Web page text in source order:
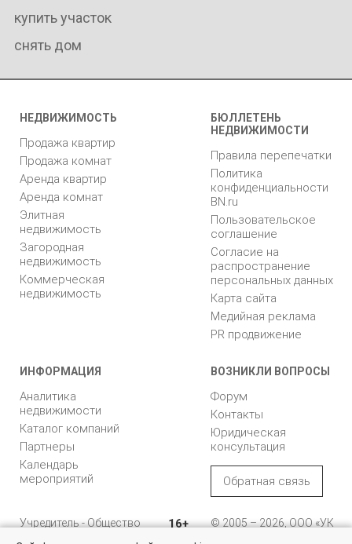
купить участок
снять дом
НЕДВИЖИМОСТЬ
Продажа квартир
Продажа комнат
Аренда квартир
Аренда комнат
Элитная
недвижимость
Загородная
недвижимость
Коммерческая
недвижимость
БЮЛЛЕТЕНЬ
НЕДВИЖИМОСТИ
Правила перепечатки
Политика
конфиденциальности
BN.ru
Пользовательское
соглашение
Согласие на
распространение
персональных данных
Карта сайта
Медийная реклама
PR продвижение
ИНФОРМАЦИЯ
Аналитика
недвижимости
Каталог компаний
Партнеры
Календарь
мероприятий
ВОЗНИКЛИ ВОПРОСЫ
Форум
Контакты
Юридическая
консультация
Обратная связь
Учредитель - Общество
16+
© 2005 – 2026, ООО «УК